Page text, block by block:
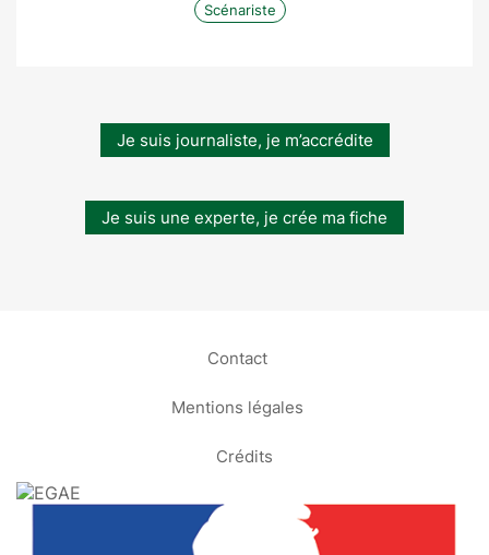
Scénariste
Je suis journaliste, je m’accrédite
Je suis une experte, je crée ma fiche
Contact
Mentions légales
Crédits